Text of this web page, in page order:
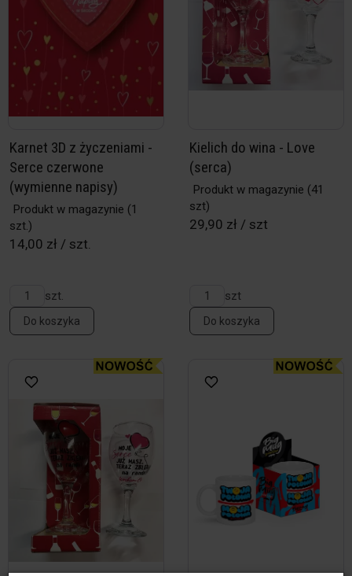
Karnet 3D z życzeniami -
Serce czerwone
(wymienne napisy)
Produkt w magazynie (1
szt.)
14,00 zł / szt.
szt.
Do koszyka
Kielich do wina - Love
(serca)
Produkt w magazynie (41
szt)
29,90 zł / szt
szt
Do koszyka